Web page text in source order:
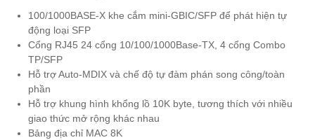
100/1000BASE-X khe cắm mini-GBIC/SFP để phát hiện tự
động loại SFP
Cổng RJ45 24 cổng 10/100/1000Base-TX, 4 cổng Combo
TP/SFP
Hỗ trợ Auto-MDIX và chế độ tự đàm phán song công/toàn
phần
Hỗ trợ khung hình khổng lồ 10K byte, tương thích với nhiều
giao thức mở rộng khác nhau
Bảng địa chỉ MAC 8K